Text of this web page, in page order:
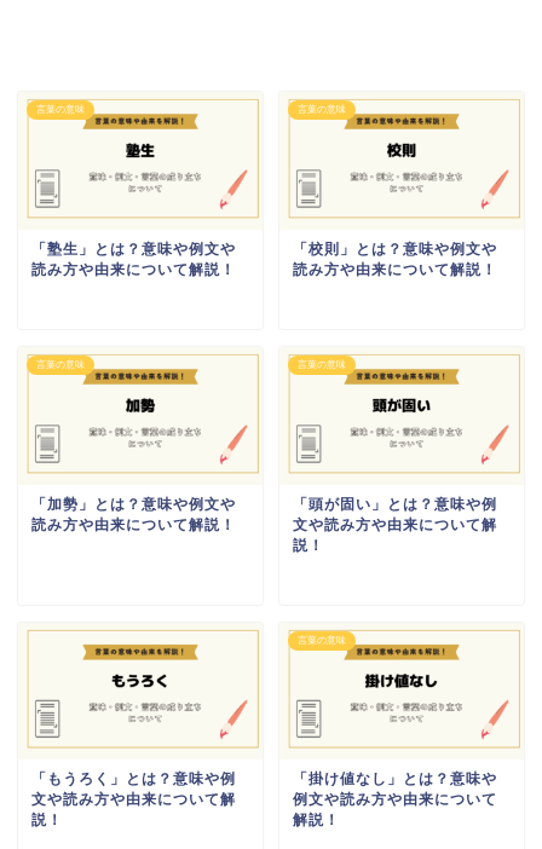
言葉の意味
「塾生」とは？意味や例文や
読み方や由来について解説！
言葉の意味
「校則」とは？意味や例文や
読み方や由来について解説！
言葉の意味
「加勢」とは？意味や例文や
読み方や由来について解説！
言葉の意味
「頭が固い」とは？意味や例
文や読み方や由来について解
説！
「もうろく」とは？意味や例
文や読み方や由来について解
説！
言葉の意味
「掛け値なし」とは？意味や
例文や読み方や由来について
解説！